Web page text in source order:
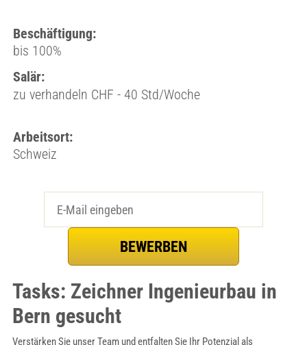
Beschäftigung:
bis 100%
Salär:
zu verhandeln CHF - 40 Std/Woche
Arbeitsort:
Schweiz
Tasks: Zeichner Ingenieurbau in
Bern gesucht
Verstärken Sie unser Team und entfalten Sie Ihr Potenzial als